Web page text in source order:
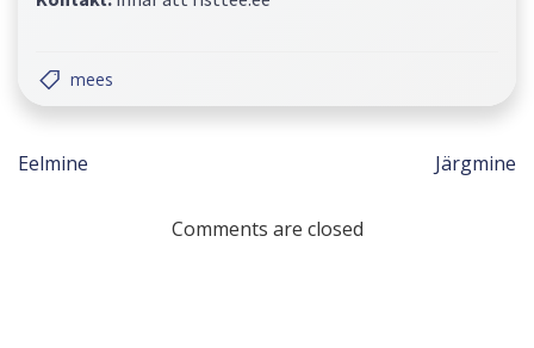
mees
Navigeerimine
Eelmine Järgmine
Comments are closed